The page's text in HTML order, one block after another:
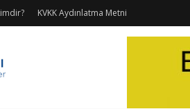
KVKK Aydınlatma Metni